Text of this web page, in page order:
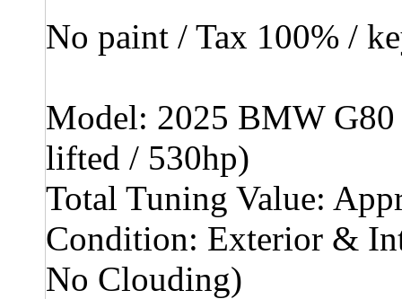
No paint / Tax 100% /
Model: 2025 BMW
lifted / 530hp)
Total Tuning Value:
Condition: Exterior &
No Clouding)